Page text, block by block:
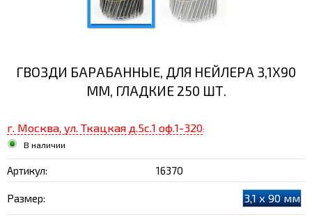
ГВОЗДИ БАРАБАННЫЕ, ДЛЯ НЕЙЛЕРА 3,1Х90
ММ, ГЛАДКИЕ 250 ШТ.
г. Москва, ул. Ткацкая д.5с.1 оф.1-320:
В наличии
Артикул: 16370
Размер: 3,1 х 90 мм